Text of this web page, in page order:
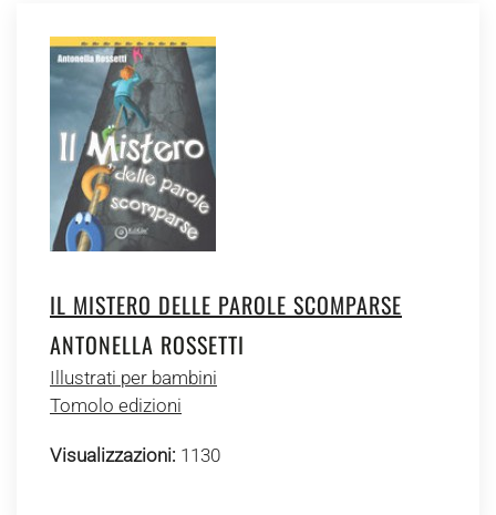
IL MISTERO DELLE PAROLE SCOMPARSE
ANTONELLA ROSSETTI
Illustrati per bambini
Tomolo edizioni
Visualizzazioni: 1130